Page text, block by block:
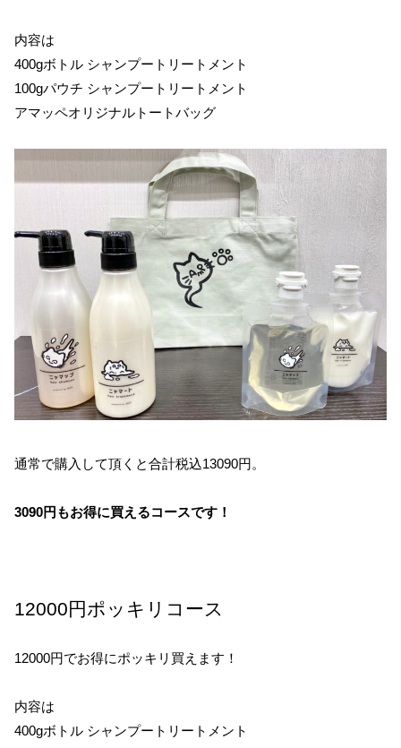
内容は
400gボトル シャンプートリートメント
100gパウチ シャンプートリートメント
アマッペオリジナルトートバッグ
通常で購入して頂くと合計税込13090円。
3090円もお得に買えるコースです！
12000円ポッキリコース
12000円でお得にポッキリ買えます！
内容は
400gボトル シャンプートリートメント